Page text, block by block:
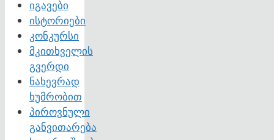
იგავები
ისტორიები
კონკურსი
მკითხველის
გვერდი
ნახევრად
ხუმრობით
პიროვნული
განვითარება